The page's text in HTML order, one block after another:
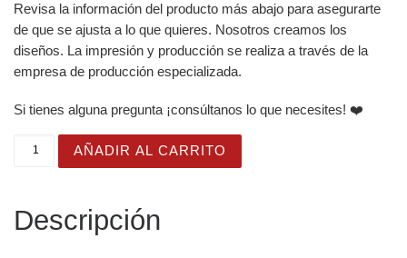
Revisa la información del producto más abajo para asegurarte
de que se ajusta a lo que quieres. Nosotros creamos los
diseños. La impresión y producción se realiza a través de la
empresa de producción especializada.
Si tienes alguna pregunta ¡consúltanos lo que necesites! ❤️
Manta con diseño de Abetos azules de invierno con
AÑADIR AL CARRITO
Descripción